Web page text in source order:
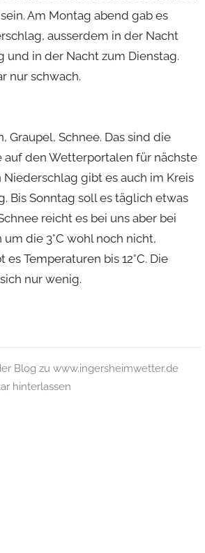
Am Montag abend gab es
ausserdem in der Nacht
und in der Nacht zum Dienstag.
nur schwach.
Graupel, Schnee. Das sind die
auf den Wetterportalen für nächste
gibt es auch im Kreis
Bis Sonntag soll es täglich etwas
reicht es bei uns aber bei
die 3°C wohl noch nicht,
es Temperaturen bis 12°C. Die
nur wenig.
Blog zu www.ingersheimwetter.de
hinterlassen